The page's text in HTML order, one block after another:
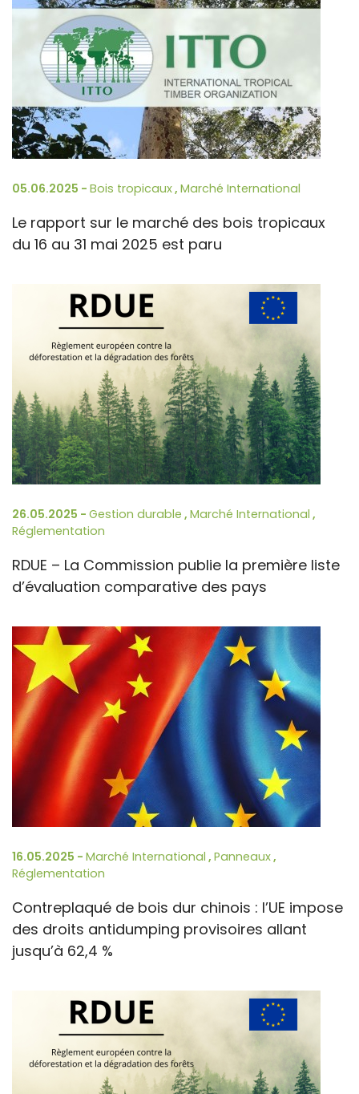
05.06.2025 - Bois tropicaux, Marché International
Le rapport sur le marché des bois tropicaux
du 16 au 31 mai 2025 est paru
26.05.2025 - Gestion durable , Marché International ,
Réglementation
RDUE – La Commission publie la première liste
d’évaluation comparative des pays
16.05.2025 - Marché International , Panneaux,
Réglementation
Contreplaqué de bois dur chinois : l’UE impose
des droits antidumping provisoires allant
jusqu’à 62,4 %